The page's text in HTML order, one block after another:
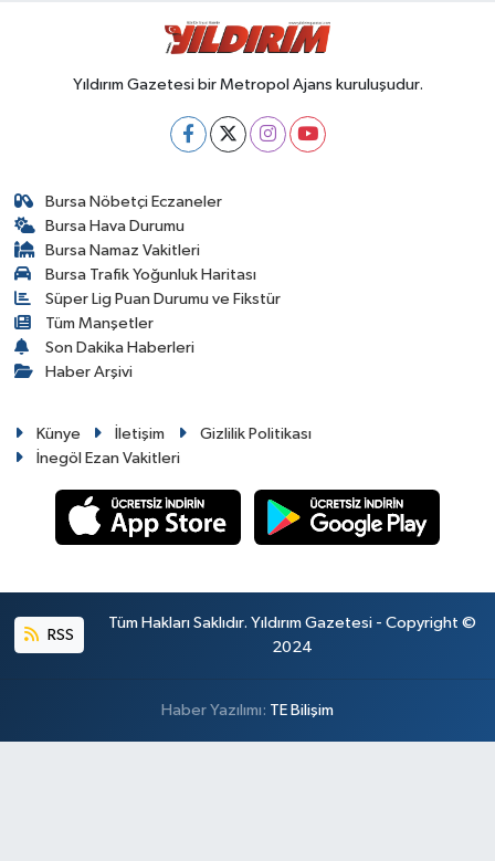
Yıldırım Gazetesi bir Metropol Ajans kuruluşudur.
Bursa Nöbetçi Eczaneler
Bursa Hava Durumu
Bursa Namaz Vakitleri
Bursa Trafik Yoğunluk Haritası
Süper Lig Puan Durumu ve Fikstür
Tüm Manşetler
Son Dakika Haberleri
Haber Arşivi
Künye İletişim
Gizlilik Politikası
İnegöl Ezan Vakitleri
RSS
Tüm Hakları Saklıdır. Yıldırım Gazetesi - Copyright ©
2024
Haber Yazılımı: TE Bilişim